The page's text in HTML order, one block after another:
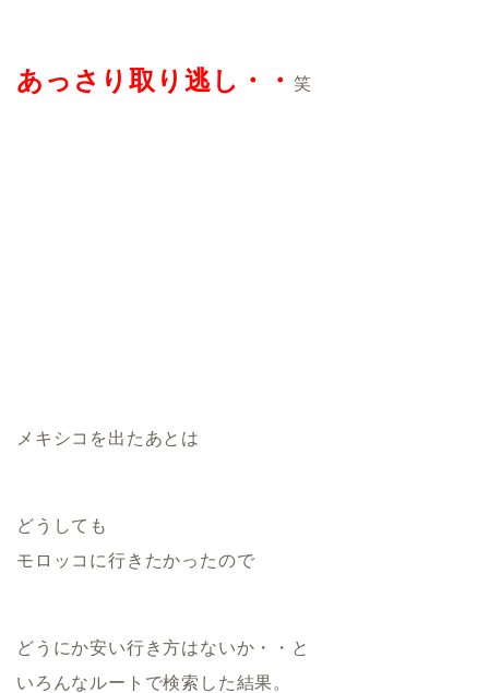
あっさり取り逃し・・ 笑
メキシコを出たあとは
どうしても
モロッコに行きたかったので
どうにか安い行き方はないか・・と
いろんなルートで検索した結果。